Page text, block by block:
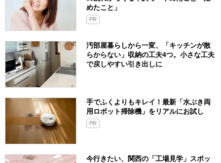
めたこと」
PR
汚部屋暮らしから一変、「キッチンが散
らからない」収納の工夫4つ。小さな工夫
で戻しやすい引き出しに
手でふくよりもキレイ！最新「水ぶき両
用ロボット掃除機」をリアルにお試し
PR
今行きたい、関西の「工場見学」スポッ